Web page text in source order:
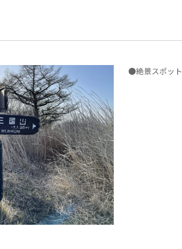
●絶景スポット